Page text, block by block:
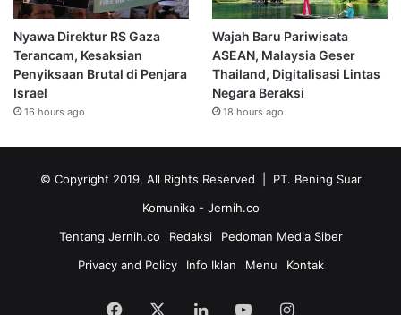
Nyawa Direktur RS Gaza
Terancam, Kesaksian
Penyiksaan Brutal di Penjara
Israel
16 hours ago
Wajah Baru Pariwisata
ASEAN, Malaysia Geser
Thailand, Digitalisasi Lintas
Negara Beraksi
18 hours ago
© Copyright 2019, All Rights Reserved | PT. Bening Suar
Komunika - Jernih.co
Tentang Jernih.co
Redaksi
Pedoman Media Siber
Privacy and Policy
Info Iklan Menu Kontak
Facebook LinkedInYouTubeInstagram